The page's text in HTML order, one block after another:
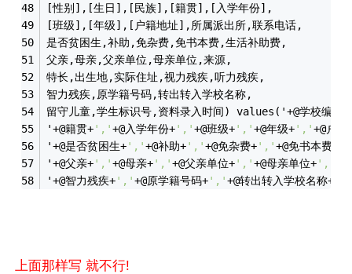
[性别],[生日],[民族],[籍贯],[入学年份],
[班级],[年级],[户籍地址],所属派出所,联系电话,
是否贫困生,补助,免杂费,免书本费,生活补助费,
父亲,母亲,父亲单位,母亲单位,来源,
特长,出生地,实际住址,视力残疾,听力残疾,
智力残疾,原学籍号码,转出转入学校名称,
留守儿童,学生标识号,资料录入时间) values('+@学校编号
'+@籍贯+','+@入学年份+','+@班级+','+@年级+','+@户
'+@是否贫困生+','+@补助+','+@免杂费+','+@免书本费
'+@父亲+','+@母亲+','+@父亲单位+','+@母亲单位+','
'+@智力残疾+','+@原学籍号码+','+@转出转入学校名称+
上面那样写 就不行!